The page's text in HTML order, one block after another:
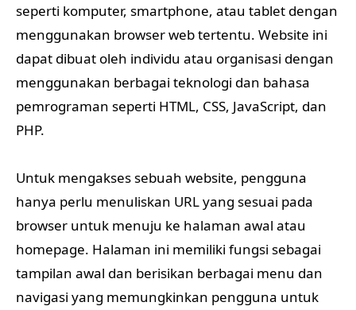
seperti komputer, smartphone, atau tablet dengan
menggunakan browser web tertentu. Website ini
dapat dibuat oleh individu atau organisasi dengan
menggunakan berbagai teknologi dan bahasa
pemrograman seperti HTML, CSS, JavaScript, dan
PHP.
Untuk mengakses sebuah website, pengguna
hanya perlu menuliskan URL yang sesuai pada
browser untuk menuju ke halaman awal atau
homepage. Halaman ini memiliki fungsi sebagai
tampilan awal dan berisikan berbagai menu dan
navigasi yang memungkinkan pengguna untuk